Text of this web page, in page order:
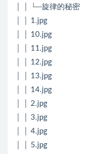
│ │ └─旋律的秘密
│ │ 1.jpg
│ │ 10.jpg
│ │ 11.jpg
│ │ 12.jpg
│ │ 13.jpg
│ │ 14.jpg
│ │ 2.jpg
│ │ 3.jpg
│ │ 4.jpg
│ │ 5.jpg